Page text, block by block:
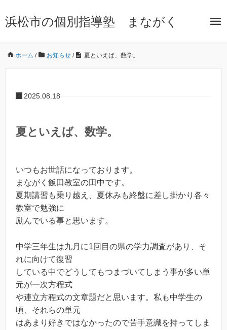
浜松市の個別指導塾 まながく
ホーム / お知らせ / 夏といえば、数学。
2025.08.18
夏といえば、数学。
いつもお世話になっております。
まながく飯田教室の田中です。
夏期講習も乗り越え、夏休みも終盤に差し掛かり各々
教室で勉強に
励んでいる事と思います。
中学三年生は九月に1回目の県の学力調査があり、そ
れに向けて復習
している中でどうしてもつまづいてしまう事が多い単
元が一次方程式
や連立方程式の文章題だと思います。私も中学生の
頃、それらの単元
はあまり好きではなかったので苦手意識を持ってしま